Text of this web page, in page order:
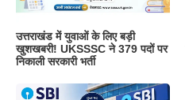
उत्तराखंड में युवाओं के लिए बड़ी
खुशखबरी! UKSSSC ने 379 पदों पर
निकाली सरकारी भर्ती